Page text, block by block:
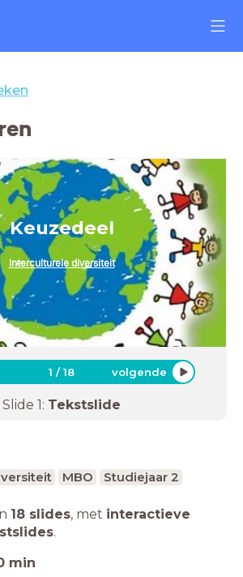
Keuzedeel
Interculturele diversiteit
1 /18 volgende
Slide 1: Tekstslide
MBO Studiejaar 2
18 slides, met interactieve
.
min